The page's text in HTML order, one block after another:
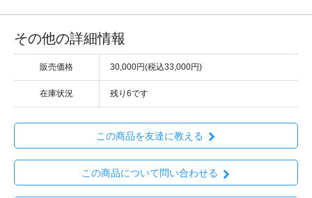
その他の詳細情報
販売価格 30,000円(税込33,000円)
在庫状況 残り6です
この商品を友達に教える
この商品について問い合わせる